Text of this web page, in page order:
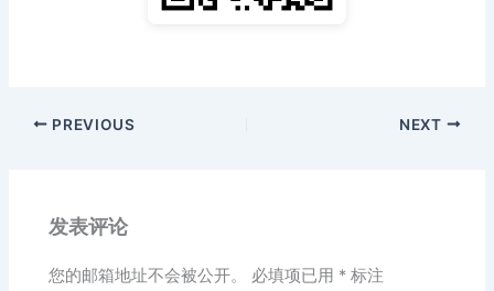
PREVIOUS NEXT
发表评论
您的邮箱地址不会被公开。 必填项已用 * 标注